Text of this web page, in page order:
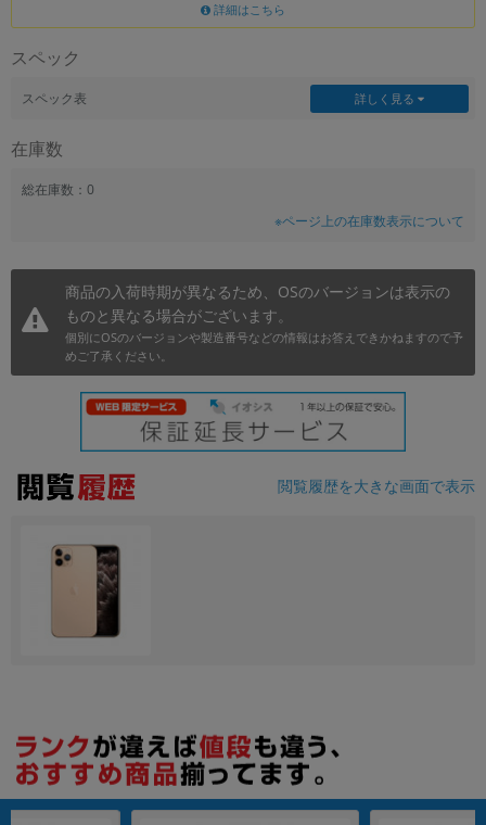
詳細はこちら
スペック
スペック表 詳しく見る
在庫数
総在庫数：0
※ページ上の在庫数表示について
商品の入荷時期が異なるため、OSのバージョンは表示の
ものと異なる場合がございます。
個別にOSのバージョンや製造番号などの情報はお答えできかねますので予
めご了承ください。
閲覧履歴を大きな画面で表示
モニタサイズ
年
各項目のチェックボックスは「or検索」となります。
ただし機能別のみ「and検索」となります。